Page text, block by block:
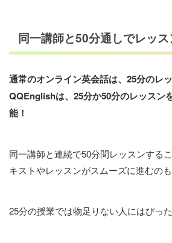
同一講師と50分通しでレッ
通常のオンライン英会話は、25分のレ
QQEnglishは、25分か50分のレッスン
能！
同一講師と連続で50分間レッスンする
キストやレッスンがスムーズに進むのも
25分の授業では物足りない人にはぴった